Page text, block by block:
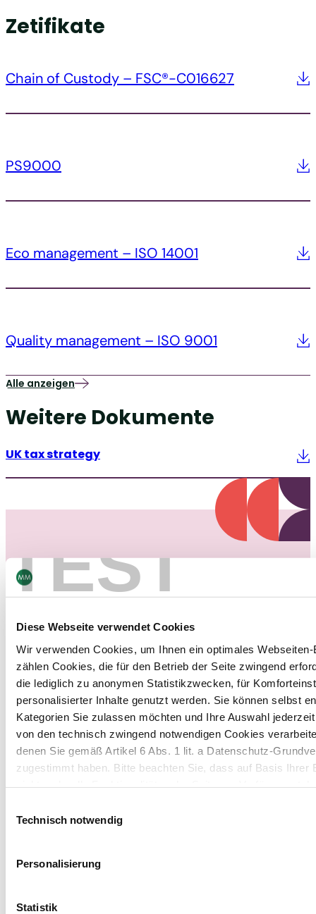
TEST
Diese Webseite verwendet Cookies
Wir verwenden Cookies, um Ihnen ein optimales
zählen Cookies, die für den Betrieb der Seite zwingend
die lediglich zu anonymen Statistikzwecken, für
personalisierter Inhalte genutzt werden. Sie können selbst
Kategorien Sie zulassen möchten und Ihre Auswahl
von den technisch zwingend notwendigen Cookies
denen Sie gemäß Artikel 6 Abs. 1 lit. a Datenschutz-
zugestimmt haben. Bitte beachten Sie, dass auf Basis Ihrer
Weitere Informationen finden Sie in unserem
Drittstaaten:
Indem Sie auf "Alle bestätigen" klicken oder
Technisch notwendig
Personalisierung
Statistik
Zetifikate
Chain of Custody – FSC®-C016627
PS9000
Eco management – ISO 14001
Quality management – ISO 9001
Alle anzeigen
Weitere Dokumente
UK tax strategy
PACKAGING
News
Erfahre mehr über die Kartonindustrie.
Packaging
19/12/25
Pharma & HC Industry Insights
Zukunft der sekundären Pharma-
Verpackungen in den USA: Einblicke von
Russell Hill
Customer Stories